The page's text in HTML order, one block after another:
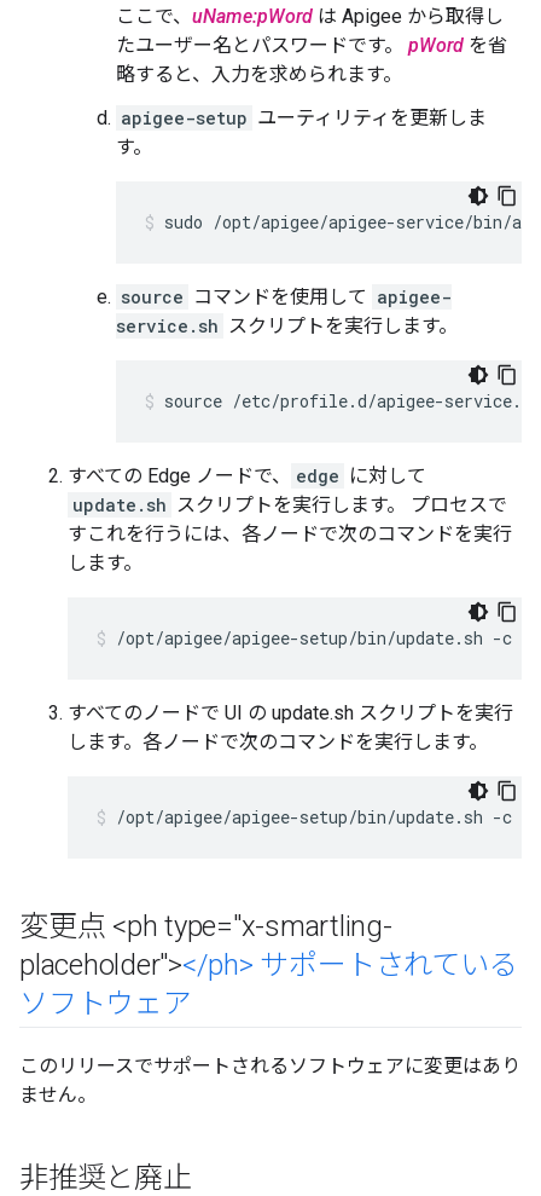
ここで、 uName:pWord は Apigee から取得し
たユーザー名とパスワードです。 pWord を省
略すると、入力を求められます。
apigee-setup ユーティリティを更新しま
す。
sudo /opt/apigee/apigee-service/bin/
source コマンドを使用して apigee-
service.sh スクリプトを実行します。
source /etc/profile.d/apigee-service.sh
すべての Edge ノードで、 edge に対して
update.sh スクリプトを実行します。 プロセスで
すこれを行うには、各ノードで次のコマンドを実行
します。
/opt/apigee/apigee-setup/bin/update.sh -c
すべてのノードで UI の update.sh スクリプトを実行
します。各ノードで次のコマンドを実行します。
/opt/apigee/apigee-setup/bin/update.sh -c
変更点 <ph type="x-smartling-
placeholder"></ph> サポートされている
ソフトウェア
このリリースでサポートされるソフトウェアに変更はあり
ません。
非推奨と廃止